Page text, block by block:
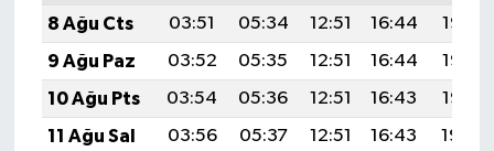
8 Ağu Cts
03:51 05:34 12:51 16:44
19:58
9 Ağu Paz
03:52 05:35 12:51 16:44
19:57
10 Ağu Pts
03:54 05:36 12:51 16:43
19:56
11 Ağu Sal
03:56 05:37 12:51 16:43
19:54